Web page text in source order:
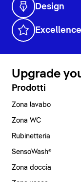
Design
Excellence
Upgrade
Prodotti
Zona lavabo
Zona WC
Rubinetteria
SensoWash®
Zona doccia